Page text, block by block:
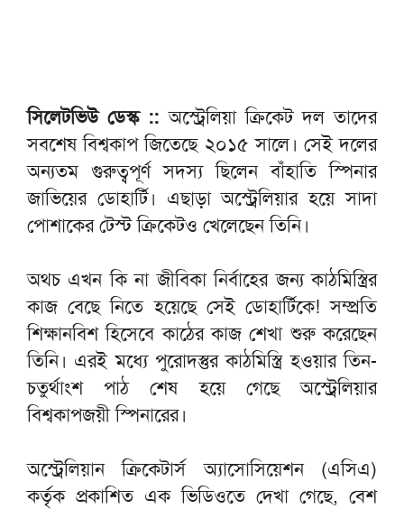
সিলেটভিউ ডেস্ক ::অস্ট্রেলিয়া ক্রিকেট দল তাদের
সবশেষ বিশ্বকাপ জিতেছে ২০১৫ সালে। সেই দলের
অন্যতম গুরুত্বপূর্ণ সদস্য ছিলেন বাঁহাতি স্পিনার
জাভিয়ের ডোহার্টি। এছাড়া অস্ট্রেলিয়ার হয়ে সাদা
পোশাকের টেস্ট ক্রিকেটও খেলেছেন তিনি।
অথচ এখন কি না জীবিকা নির্বাহের জন্য কাঠমিস্ত্রির
কাজ বেছে নিতে হয়েছে সেই ডোহার্টিকে! সম্প্রতি
শিক্ষানবিশ হিসেবে কাঠের কাজ শেখা শুরু করেছেন
তিনি। এরই মধ্যে পুরোদস্তুর কাঠমিস্ত্রি হওয়ার তিন-
চতুর্থাংশ পাঠ শেষ হয়ে গেছে অস্ট্রেলিয়ার
বিশ্বকাপজয়ী স্পিনারের।
অস্ট্রেলিয়ান ক্রিকেটার্স অ্যাসোসিয়েশন (এসিএ)
কর্তৃক প্রকাশিত এক ভিডিওতে দেখা গেছে, বেশ